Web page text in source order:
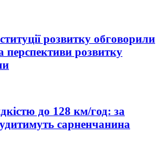
розвитку обговорили
перспективи розвитку
до 128 км/год: за
сарненчанина